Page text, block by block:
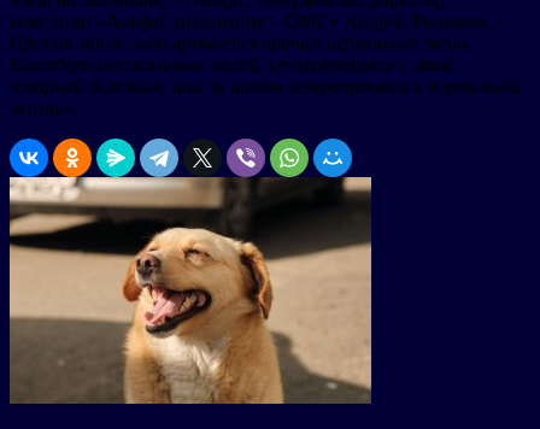
компании «АльфаСтрахование – ОМС» Андрей Рыжаков. –
Премия этого года вручается врачам первичного звена.
Благодаря им миллионы людей, столкнувшихся с этой
коварной болезнью, шаг за шагом возвращаются к нормальной
жизни».